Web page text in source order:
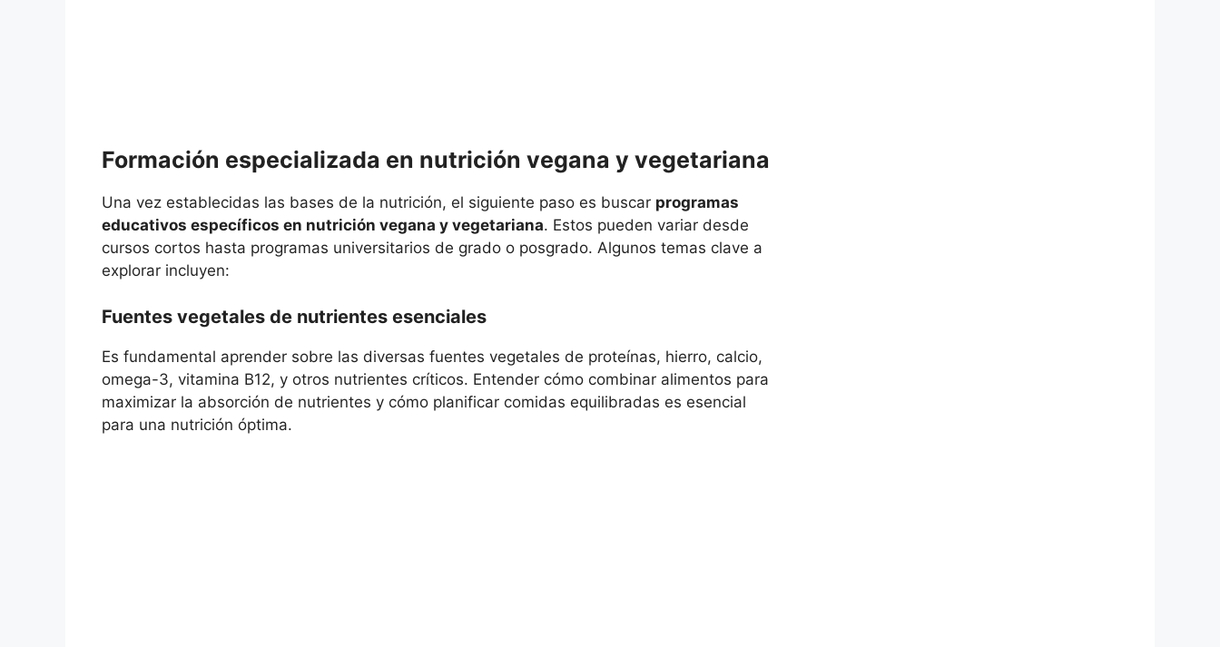
Formación especializada en nutrición vegana y vegetariana
Una vez establecidas las bases de la nutrición, el siguiente paso es buscar programas
educativos específicos en nutrición vegana y vegetariana. Estos pueden variar desde
cursos cortos hasta programas universitarios de grado o posgrado. Algunos temas clave a
explorar incluyen:
Fuentes vegetales de nutrientes esenciales
Es fundamental aprender sobre las diversas fuentes vegetales de proteínas, hierro, calcio,
omega-3, vitamina B12, y otros nutrientes críticos. Entender cómo combinar alimentos para
maximizar la absorción de nutrientes y cómo planificar comidas equilibradas es esencial
para una nutrición óptima.